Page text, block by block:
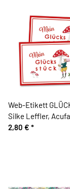
Web-Etikett
Silke Leffler,
2,80 € *